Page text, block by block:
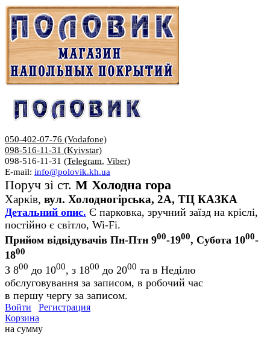
050-402-07-76 (Vodafone)
098-516-11-31 (Kyivstar)
098-516-11-31 (Telegram, Viber)
E-mail: info@polovik.kh.ua
Поруч зі ст. М Холодна гора
Харків, вул. Холодногірська, 2А, ТЦ КАЗКА
Детальний опис. Є парковка, зручний заїзд на кріслі,
постійно є світло, Wi-Fi.
Прийом відвідувачів Пн-Птн 900-1900, Субота 1000-
1800
З 800 до 1000, з 1800 до 2000 та в Неділю
обслуговування за записом, в робочий час
в першу чергу за записом.
Войти
Регистрация
Корзина
на сумму